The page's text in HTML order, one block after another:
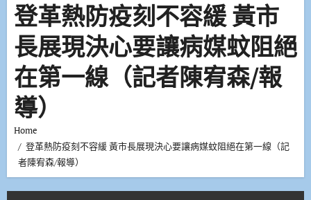
登革熱防疫刻不容緩 黃市
長展現決心要讓病媒蚊阻絕
在第一線（記者陳宥森/報
導）
Home
登革熱防疫刻不容緩 黃市長展現決心要讓病媒蚊阻絕在第一線（記
者陳宥森/報導）